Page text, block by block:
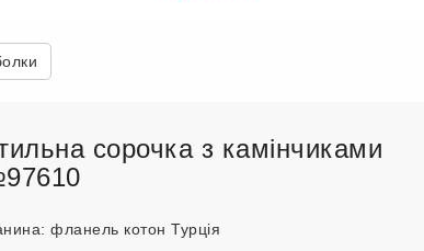
сорочка з камінчиками
фланель котон Турція